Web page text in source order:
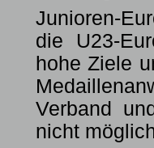
Junioren-
die U23-
hohe Ziele
Verband
nicht